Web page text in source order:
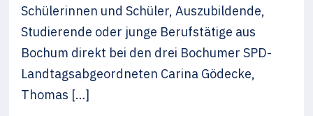
Schülerinnen und Schüler, Auszubildende,
Studierende oder junge Berufstätige aus
Bochum direkt bei den drei Bochumer SPD-
Landtagsabgeordneten Carina Gödecke,
Thomas […]